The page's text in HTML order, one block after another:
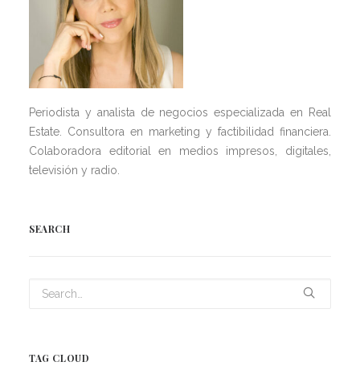
Periodista y analista de negocios especializada en Real
Estate. Consultora en marketing y factibilidad financiera.
Colaboradora editorial en medios impresos, digitales,
televisión y radio.
SEARCH
TAG CLOUD